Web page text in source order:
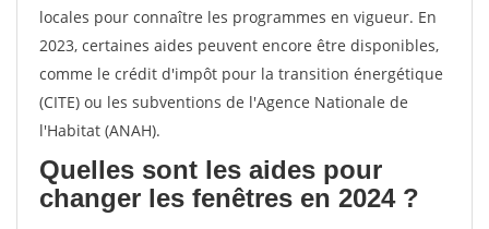
locales pour connaître les programmes en vigueur. En
2023, certaines aides peuvent encore être disponibles,
comme le crédit d'impôt pour la transition énergétique
(CITE) ou les subventions de l'Agence Nationale de
l'Habitat (ANAH).
Quelles sont les aides pour
changer les fenêtres en 2024 ?